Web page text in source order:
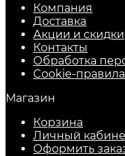
Компания
Доставка
Акции и скидки
Контакты
Обработка
Cookie-правила
Магазин
Корзина
Личный
Оформить